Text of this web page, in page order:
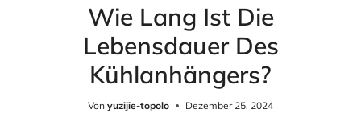
Wie Lang Ist Die
Lebensdauer Des
Kühlanhängers?
Von yuzijie-topolo Dezember 25, 2024